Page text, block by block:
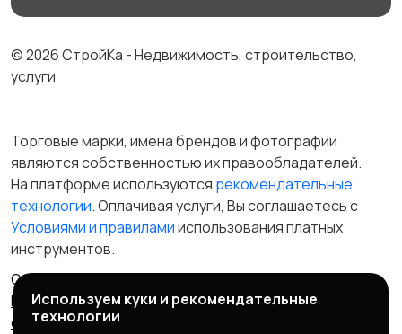
© 2026 СтройКа - Недвижимость, строительство,
услуги
Торговые марки, имена брендов и фотографии
являются собственностью их правообладателей.
На платформе используются рекомендательные
технологии. Оплачивая услуги, Вы соглашаетесь c
Условиями и правиламииспользования платных
инструментов.
Отказ от ответственности
Правила сервиса
Политика конфиденциальности
Пользовательское
соглашение
Запрещенные товары/услуги
Используем куки и рекомендательные
технологии